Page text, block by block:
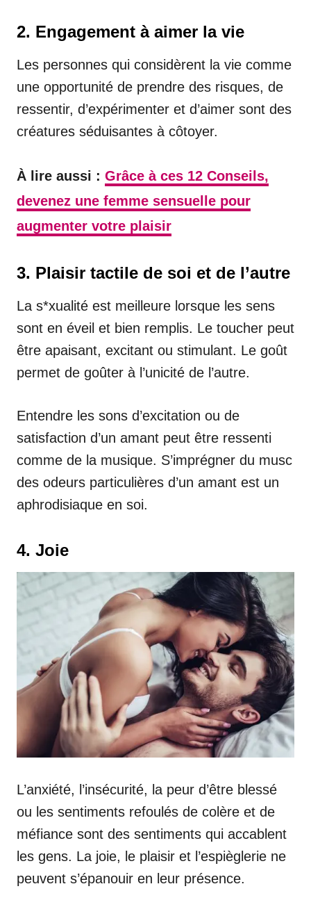
2. Engagement à aimer la vie
Les personnes qui considèrent la vie comme
une opportunité de prendre des risques, de
ressentir, d’expérimenter et d’aimer sont des
créatures séduisantes à côtoyer.
À lire aussi : Grâce à ces 12 Conseils,
devenez une femme sensuelle pour
augmenter votre plaisir
3. Plaisir tactile de soi et de l’autre
La s*xualité est meilleure lorsque les sens
sont en éveil et bien remplis. Le toucher peut
être apaisant, excitant ou stimulant. Le goût
permet de goûter à l’unicité de l’autre.
Entendre les sons d’excitation ou de
satisfaction d’un amant peut être ressenti
comme de la musique. S’imprégner du musc
des odeurs particulières d’un amant est un
aphrodisiaque en soi.
4. Joie
L’anxiété, l’insécurité, la peur d’être blessé
ou les sentiments refoulés de colère et de
méfiance sont des sentiments qui accablent
les gens. La joie, le plaisir et l’espièglerie ne
peuvent s’épanouir en leur présence.